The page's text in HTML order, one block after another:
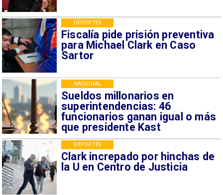
Fiscalía pide prisión preventiva
para Michael Clark en Caso
Sartor
DEPORTES
Sueldos millonarios en
superintendencias: 46
funcionarios ganan igual o más
que presidente Kast
NACIONAL
Clark increpado por hinchas de
la U en Centro de Justicia
DEPORTES